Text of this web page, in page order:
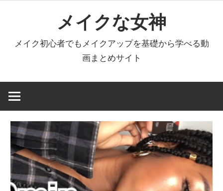
へ
キ
メイクな女神
メイク初心者でもメイクアップを基礎から学べる動
画まとめサイト